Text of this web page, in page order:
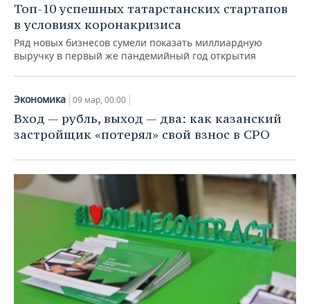
Топ-10 успешных татарстанских стартапов
в условиях коронакризиса
Ряд новых бизнесов сумели показать миллиардную
выручку в первый же пандемийный год открытия
Экономика 09 мар, 00:00
Вход — рубль, выход — два: как казанский
застройщик «потерял» свой взнос в СРО